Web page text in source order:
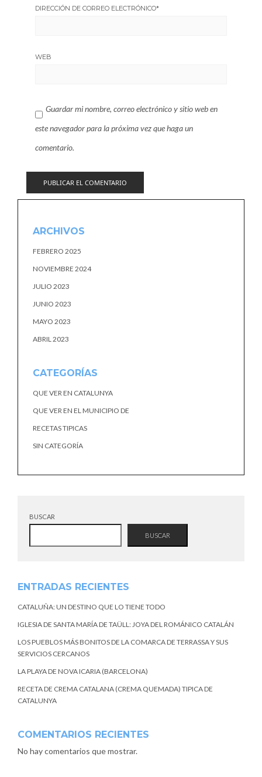
DIRECCIÓN DE CORREO ELECTRÓNICO*
WEB
Guardar mi nombre, correo electrónico y sitio web en
este navegador para la próxima vez que haga un
comentario.
ARCHIVOS
FEBRERO 2025
NOVIEMBRE 2024
JULIO 2023
JUNIO 2023
MAYO 2023
ABRIL 2023
CATEGORÍAS
QUE VER EN CATALUNYA
QUE VER EN EL MUNICIPIO DE
RECETAS TIPICAS
SIN CATEGORÍA
BUSCAR
BUSCAR
ENTRADAS RECIENTES
CATALUÑA: UN DESTINO QUE LO TIENE TODO
IGLESIA DE SANTA MARÍA DE TAÜLL: JOYA DEL ROMÁNICO CATALÁN
LOS PUEBLOS MÁS BONITOS DE LA COMARCA DE TERRASSA Y SUS
SERVICIOS CERCANOS
LA PLAYA DE NOVA ICARIA (BARCELONA)
RECETA DE CREMA CATALANA (CREMA QUEMADA) TIPICA DE
CATALUNYA
COMENTARIOS RECIENTES
No hay comentarios que mostrar.